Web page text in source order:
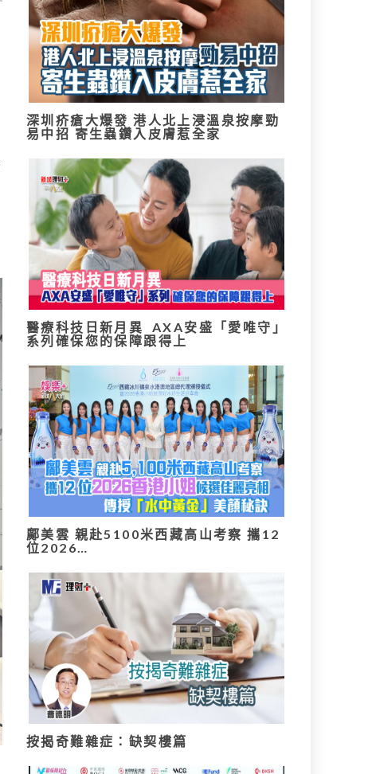
深圳疥瘡大爆發 港人北上浸溫泉按摩勁
易中招 寄生蟲鑽入皮膚惹全家
醫療科技日新月異 AXA安盛「愛唯守」
系列確保您的保障跟得上
鄺美雲 親赴5100米西藏高山考察 攜12
位2026…
按揭奇難雜症：缺契樓篇